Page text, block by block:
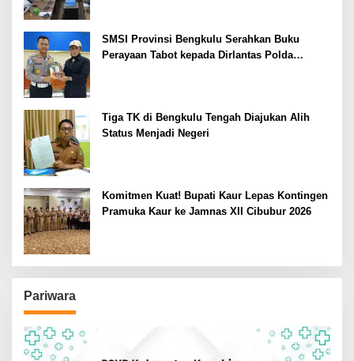
SMSI Provinsi Bengkulu Serahkan Buku
Perayaan Tabot kepada Dirlantas Polda
Tiga TK di Bengkulu Tengah Diajukan Alih
Status Menjadi Negeri
Komitmen Kuat! Bupati Kaur Lepas Kontingen
Pramuka Kaur ke Jamnas XII Cibubur 2026
Pariwara